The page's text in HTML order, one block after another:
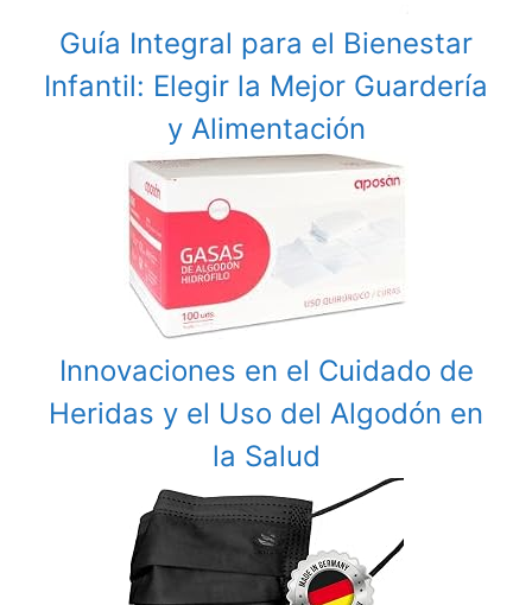
Guía Integral para el Bienestar
Infantil: Elegir la Mejor Guardería
y Alimentación
Innovaciones en el Cuidado de
Heridas y el Uso del Algodón en
la Salud